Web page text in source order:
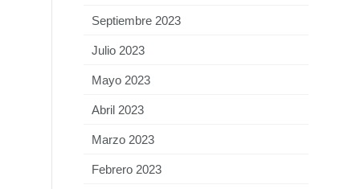
Septiembre 2023
Julio 2023
Mayo 2023
Abril 2023
Marzo 2023
Febrero 2023